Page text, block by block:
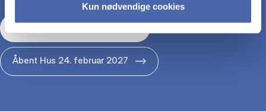
Kun nødvendige cookies
Åbent Hus 29. januar 2027
Åbent Hus 24. februar 2027